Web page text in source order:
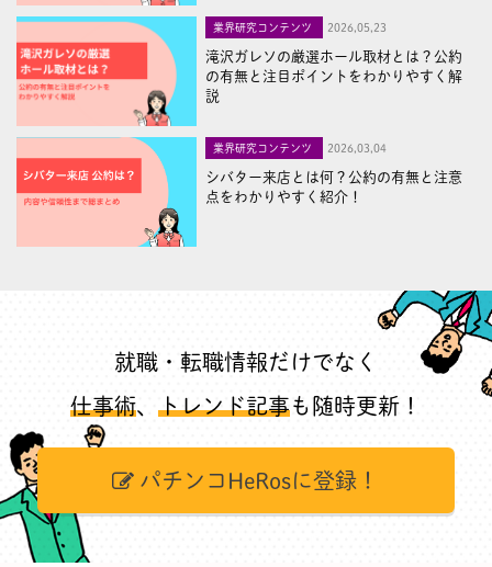
業界研究コンテンツ 2026,05,23
滝沢ガレソの厳選ホール取材とは？公約
の有無と注目ポイントをわかりやすく解
説
業界研究コンテンツ 2026,03,04
シバター来店とは何？公約の有無と注意
点をわかりやすく紹介！
就職・転職情報だけでなく
仕事術、 トレンド記事も随時更新！
パチンコHeRosに登録！